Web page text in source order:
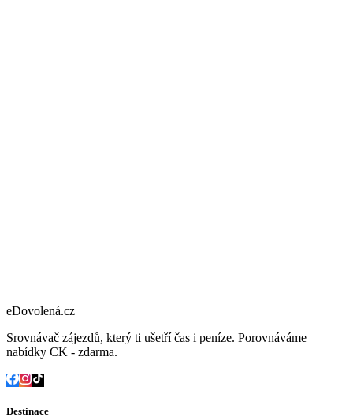
eDovolená.cz
Srovnávač zájezdů, který ti ušetří čas i peníze. Porovnáváme
nabídky CK - zdarma.
Destinace